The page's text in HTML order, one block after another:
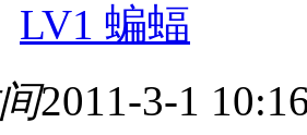
LV1 蝙蝠
2011-3-1